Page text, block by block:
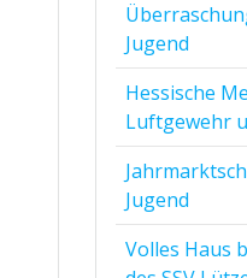
Jugend
Hessische
Luftgewehr
Jugend
Volles Haus